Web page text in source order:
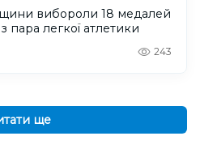
вибороли 18 медалей
пара легкої атлетики
243
ще